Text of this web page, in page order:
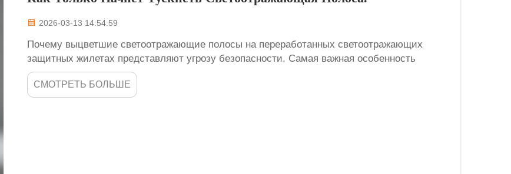
2026-03-13 14:54:59
Почему выцветшие светоотражающие полосы на переработанных светоотражающих
защитных жилетах представляют угрозу безопасности. Самая важная особенность
переработанного светоотражающего защитного жилета — его светоотражающие полосы;
как только они начинают выцветать, жилет теряет своё назначение и ставит работников в
опасное положение. Э...
СМОТРЕТЬ БОЛЬШЕ